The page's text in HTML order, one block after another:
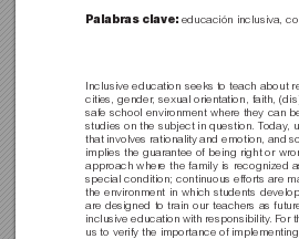
Palabras clave: educación inclusiva,
Inclusive education seeks to teach about
cities, gender, sexual orientation, faith,
safe school environment where they can
studies on the subject in question. Today,
that involves rationality and emotion, and
implies the guarantee of being right or
approach where the family is recognized
special condition; continuous efforts are
the environment in which students
are designed to train our teachers as futur
inclusive education with responsibility. For
us to verify the importance of